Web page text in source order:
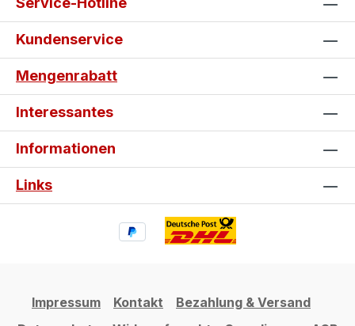
Kundenservice
Mengenrabatt
Interessantes
Informationen
Links
Impressum Kontakt
Bezahlung & Versand